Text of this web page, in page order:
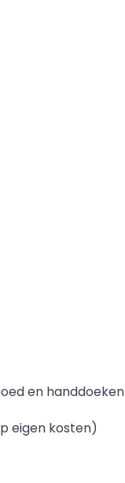
en handdoeken
eigen kosten)